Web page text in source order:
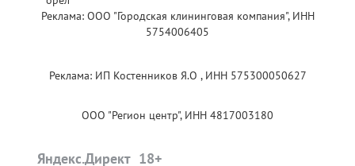
Реклама: ООО "Городская клининговая компания", ИНН
5754006405
Реклама: ИП Костенников Я.О , ИНН 575300050627
ООО "Регион центр", ИНН 4817003180
Яндекс.Директ